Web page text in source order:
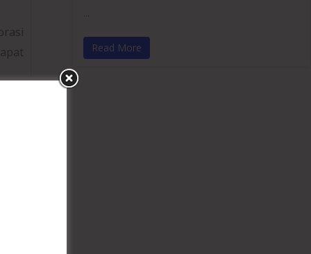
Read More